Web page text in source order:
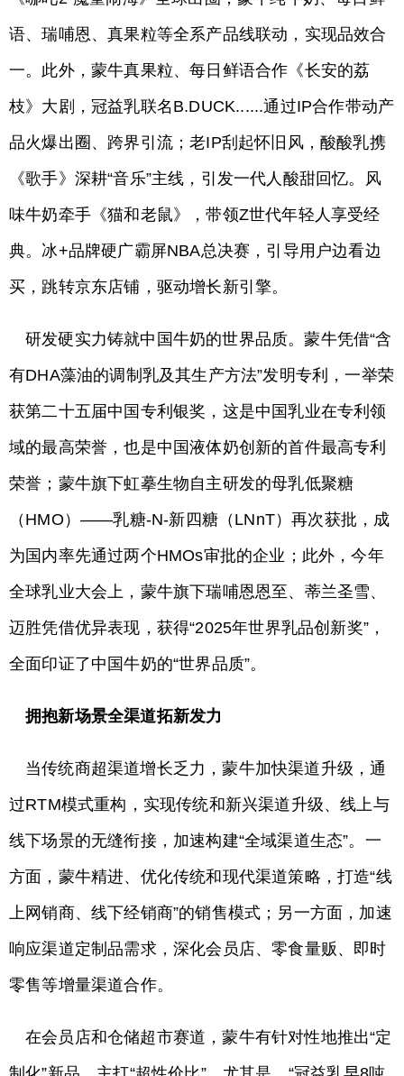
语、瑞哺恩、真果粒等全系产品线联动，实现品效合
一。此外，蒙牛真果粒、每日鲜语合作《长安的荔
枝》大剧，冠益乳联名B.DUCK......通过IP合作带动产
品火爆出圈、跨界引流；老IP刮起怀旧风，酸酸乳携
《歌手》深耕“音乐”主线，引发一代人酸甜回忆。风
味牛奶牵手《猫和老鼠》，带领Z世代年轻人享受经
典。冰+品牌硬广霸屏NBA总决赛，引导用户边看边
买，跳转京东店铺，驱动增长新引擎。
研发硬实力铸就中国牛奶的世界品质。蒙牛凭借“含
有DHA藻油的调制乳及其生产方法”发明专利，一举荣
获第二十五届中国专利银奖，这是中国乳业在专利领
域的最高荣誉，也是中国液体奶创新的首件最高专利
荣誉；蒙牛旗下虹摹生物自主研发的母乳低聚糖
（HMO）——乳糖-N-新四糖（LNnT）再次获批，成
为国内率先通过两个HMOs审批的企业；此外，今年
全球乳业大会上，蒙牛旗下瑞哺恩恩至、蒂兰圣雪、
迈胜凭借优异表现，获得“2025年世界乳品创新奖”，
全面印证了中国牛奶的“世界品质”。
拥抱新场景全渠道拓新发力
当传统商超渠道增长乏力，蒙牛加快渠道升级，通
过RTM模式重构，实现传统和新兴渠道升级、线上与
线下场景的无缝衔接，加速构建“全域渠道生态”。一
方面，蒙牛精进、优化传统和现代渠道策略，打造“线
上网销商、线下经销商”的销售模式；另一方面，加速
响应渠道定制品需求，深化会员店、零食量贩、即时
零售等增量渠道合作。
在会员店和仓储超市赛道，蒙牛有针对性地推出“定